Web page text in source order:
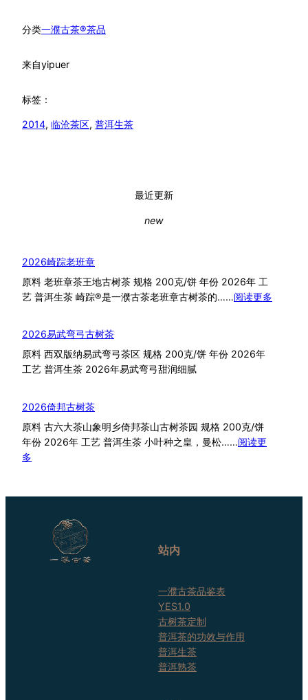
分类一濮古茶®茶品
来自yipuer
标签：
2014, 临沧茶区, 普洱生茶
最近更新
new
2026崎踪老班章
原料 老班章茶王地古树茶 规格 200克/饼 年份 2026年 工
艺 普洱生茶 崎踪®是一濮古茶老班章古树茶的……阅读更多
2026易武弯弓古树茶
原料 西双版纳易武弯弓茶区 规格 200克/饼 年份 2026年
工艺 普洱生茶 2026年易武弯弓甜润细腻
2026倚邦古树茶
原料 古六大茶山象明乡倚邦茶山古树茶园 规格 200克/饼
年份 2026年 工艺 普洱生茶 小叶种之皇，曼松……阅读更
多
站内
一濮古茶品鉴表
YES1.0
古树茶定制
普洱茶的功效与作用
普洱生茶
普洱熟茶